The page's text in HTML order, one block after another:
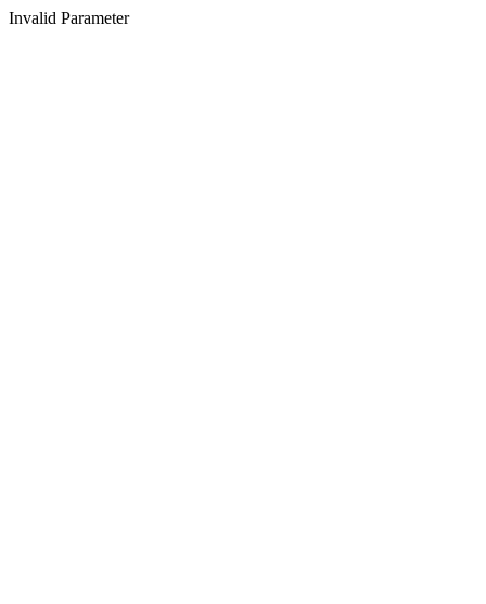
Invalid Parameter